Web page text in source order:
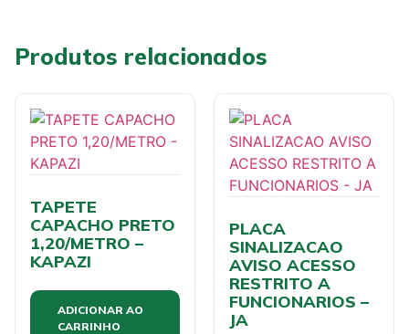
Produtos relacionados
TAPETE
CAPACHO PRETO
1,20/METRO –
KAPAZI
ADICIONAR AO
CARRINHO
PLACA
SINALIZACAO
AVISO ACESSO
RESTRITO A
FUNCIONARIOS –
JA